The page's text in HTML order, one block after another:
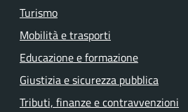
Turismo
Mobilità e trasporti
Educazione e formazione
Giustizia e sicurezza pubblica
Tributi, finanze e contravvenzioni